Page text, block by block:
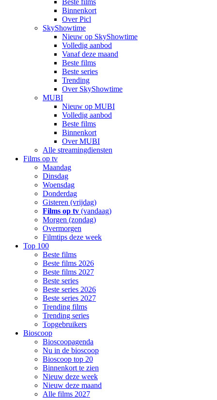
Beste films
Binnenkort
Over Picl
SkyShowtime
Nieuw op SkyShowtime
Volledig aanbod
Vanaf deze maand
Beste films
Beste series
Trending
Over SkyShowtime
MUBI
Nieuw op MUBI
Volledig aanbod
Beste films
Binnenkort
Over MUBI
Alle streamingdiensten
Films op tv
Maandag
Dinsdag
Woensdag
Donderdag
Gisteren (vrijdag)
Films op tv (vandaag)
Morgen (zondag)
Overmorgen
Filmtips deze week
Top 100
Beste films
Beste films 2026
Beste films 2027
Beste series
Beste series 2026
Beste series 2027
Trending films
Trending series
Topgebruikers
Bioscoop
Bioscoopagenda
Nu in de bioscoop
Bioscoop top 20
Binnenkort te zien
Nieuw deze week
Nieuw deze maand
Alle films 2027